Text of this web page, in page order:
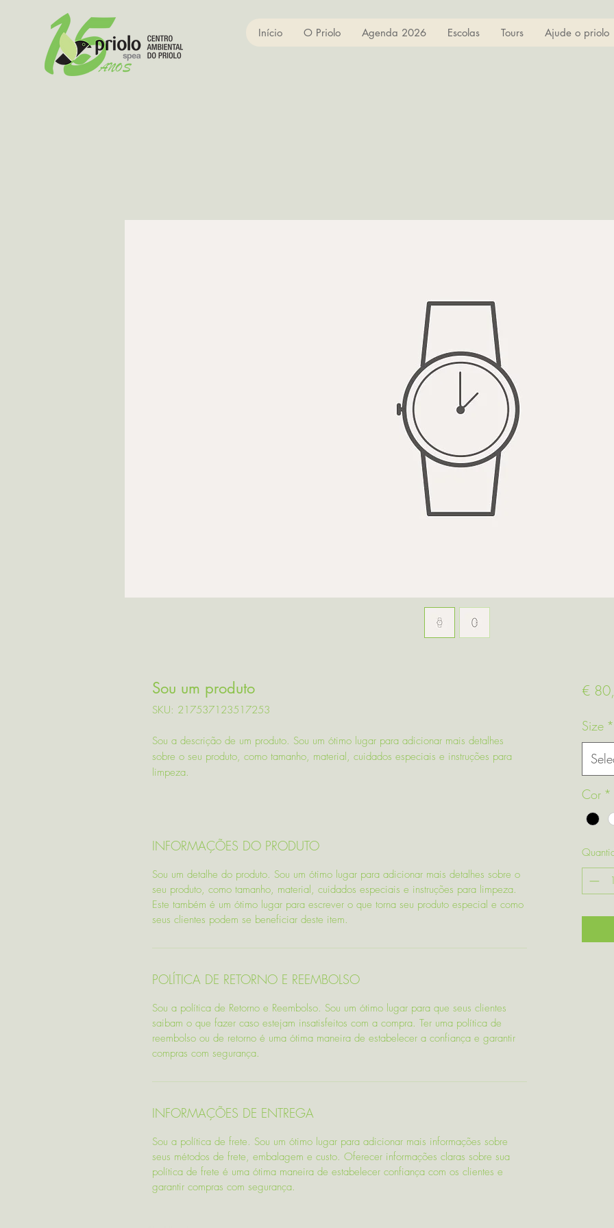
Início O Priolo Agenda 2026 Escolas Tours Ajude o priolo
Sou um produto
SKU: 217537123517253
Sou a descrição de um produto. Sou um ótimo lugar para adicionar mais detalhes
sobre o seu produto, como tamanho, material, cuidados especiais e instruções para
limpeza.
INFORMAÇÕES DO PRODUTO
Sou um detalhe do produto. Sou um ótimo lugar para adicionar mais detalhes sobre o
seu produto, como tamanho, material, cuidados especiais e instruções para limpeza.
Este também é um ótimo lugar para escrever o que torna seu produto especial e como
seus clientes podem se beneficiar deste item.
POLÍTICA DE RETORNO E REEMBOLSO
Sou a política de Retorno e Reembolso. Sou um ótimo lugar para que seus clientes
saibam o que fazer caso estejam insatisfeitos com a compra. Ter uma política de
reembolso ou de retorno é uma ótima maneira de estabelecer a confiança e garantir
compras com segurança.
INFORMAÇÕES DE ENTREGA
Sou a política de frete. Sou um ótimo lugar para adicionar mais informações sobre
seus métodos de frete, embalagem e custo. Oferecer informações claras sobre sua
política de frete é uma ótima maneira de estabelecer confiança com os clientes e
garantir compras com segurança.
€
Size *
Cor *